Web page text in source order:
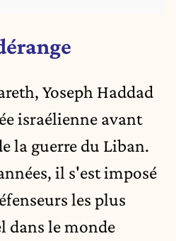
Yoseph Haddad
israélienne avant
la guerre du Liban.
il s'est imposé
les plus
dans le monde